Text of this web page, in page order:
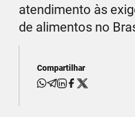
atendimento às
de alimentos no
Compartilhar